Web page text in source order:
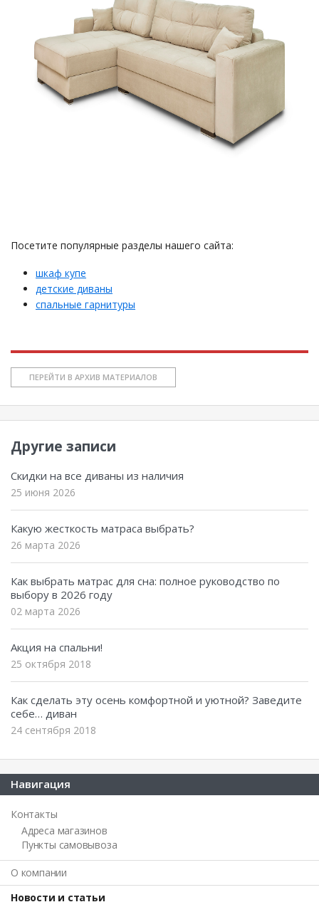
Посетите популярные разделы нашего сайта:
шкаф купе
детские диваны
спальные гарнитуры
ПЕРЕЙТИ В АРХИВ МАТЕРИАЛОВ
Другие записи
Скидки на все диваны из наличия
25 июня 2026
Какую жесткость матраса выбрать?
26 марта 2026
Как выбрать матрас для сна: полное руководство по
выбору в 2026 году
02 марта 2026
Акция на спальни!
25 октября 2018
Как сделать эту осень комфортной и уютной? Заведите
себе… диван
24 сентября 2018
Навигация
Контакты
Адреса магазинов
Пункты самовывоза
О компании
Новости и статьи